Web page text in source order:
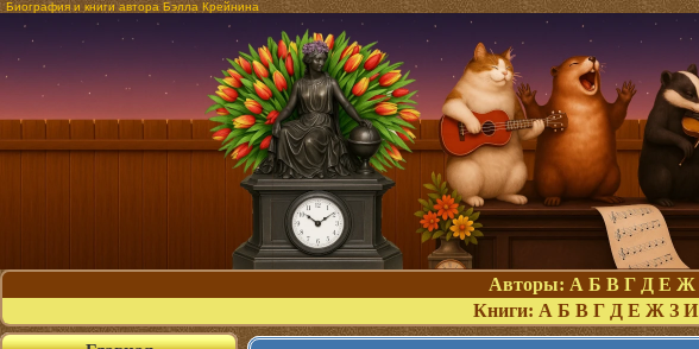
Биография и книги автора Бэлла Крейнина
Авторы: А Б В Г Д Е Ж
Книги: А Б В Г Д Е Ж З И